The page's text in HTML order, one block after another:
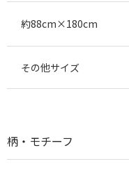
約88cm×180cm
その他サイズ
柄・モチーフ